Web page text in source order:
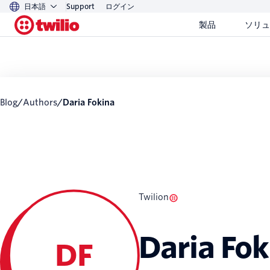
日本語 Support ログイン
製品 ソリ
Blog/ Authors/ Daria Fokina
DF
Twilion
Daria